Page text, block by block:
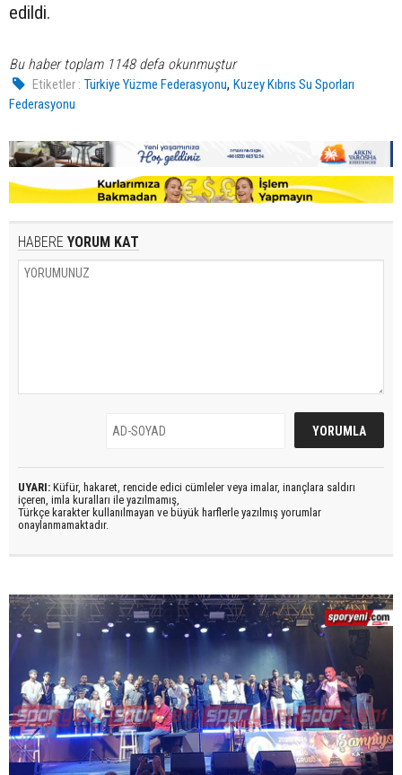
edildi.
Bu haber toplam 1148 defa okunmuştur
Etiketler : Türkiye Yüzme Federasyonu,Kuzey Kıbrıs Su Sporları
Federasyonu
HABERE YORUM KAT
UYARI: Küfür, hakaret, rencide edici cümleler veya imalar, inançlara saldırı
içeren, imla kuralları ile yazılmamış,
Türkçe karakter kullanılmayan ve büyük harflerle yazılmış yorumlar
onaylanmamaktadır.